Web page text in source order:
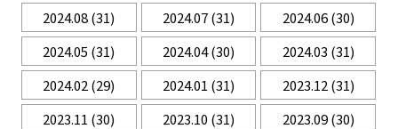
2024.08(31) 2024.07(31) 2024.06(30)
2024.05 (31) 2024.04(30) 2024.03 (31)
2024.02(29) 2024.01 (31) 2023.12(31)
2023.11 (30) 2023.10 (31) 2023.09(30)